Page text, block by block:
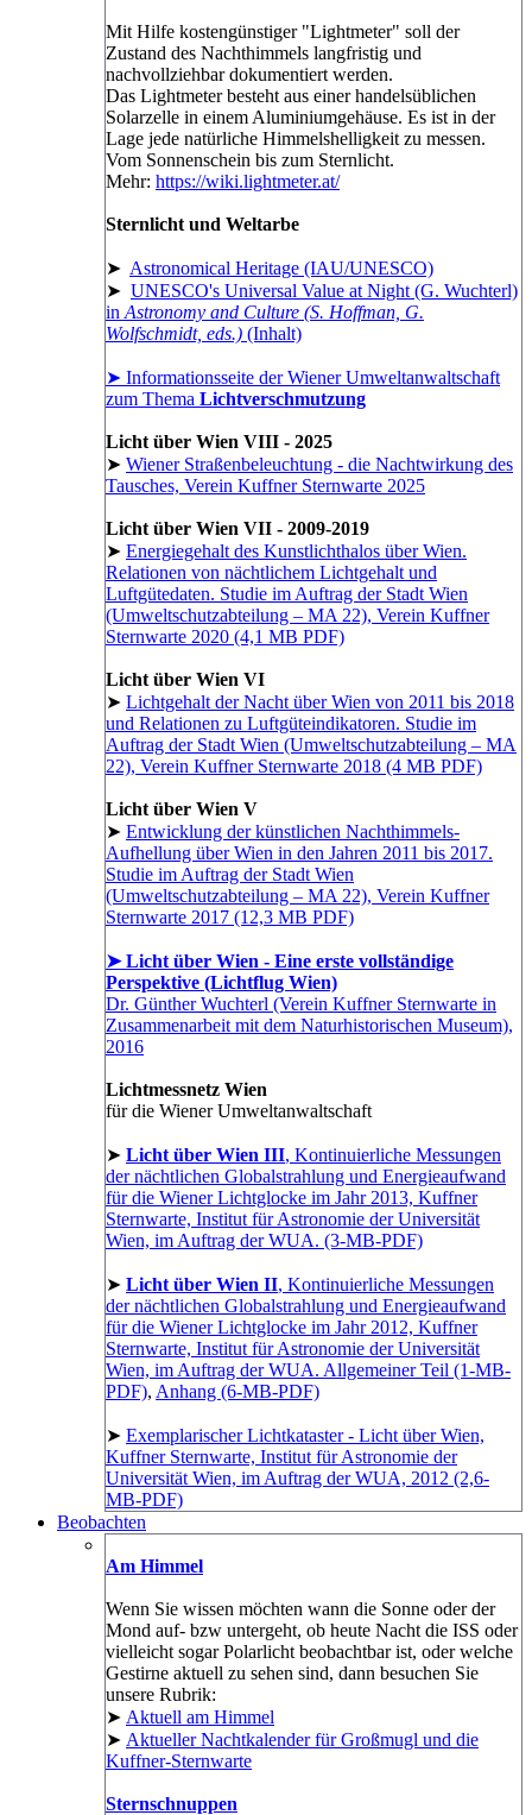
Mit Hilfe kostengünstiger "Lightmeter" soll der
Zustand des Nachthimmels langfristig und
nachvollziehbar dokumentiert werden.
Das Lightmeter besteht aus einer handelsüblichen
Solarzelle in einem Aluminiumgehäuse. Es ist in der
Lage jede natürliche Himmelshelligkeit zu messen.
Vom Sonnenschein bis zum Sternlicht.
Mehr: https://wiki.lightmeter.at/
Sternlicht und Weltarbe
➤ Astronomical Heritage (IAU/UNESCO)
➤ UNESCO's Universal Value at Night (G. Wuchterl)
in Astronomy and Culture (S. Hoffman, G.
Wolfschmidt, eds.) (Inhalt)
➤ Informationsseite der Wiener Umweltanwaltschaft
zum Thema Lichtverschmutzung
Licht über Wien VIII - 2025
➤ Wiener Straßenbeleuchtung - die Nachtwirkung des
Tausches, Verein Kuffner Sternwarte 2025
Licht über Wien VII - 2009-2019
➤ Energiegehalt des Kunstlichthalos über Wien.
Relationen von nächtlichem Lichtgehalt und
Luftgütedaten. Studie im Auftrag der Stadt Wien
(Umweltschutzabteilung – MA 22), Verein Kuffner
Sternwarte 2020 (4,1 MB PDF)
Licht über Wien VI
➤ Lichtgehalt der Nacht über Wien von 2011 bis 2018
und Relationen zu Luftgüteindikatoren. Studie im
Auftrag der Stadt Wien (Umweltschutzabteilung – MA
22), Verein Kuffner Sternwarte 2018 (4 MB PDF)
Licht über Wien V
➤ Entwicklung der künstlichen Nachthimmels-
Aufhellung über Wien in den Jahren 2011 bis 2017.
Studie im Auftrag der Stadt Wien
(Umweltschutzabteilung – MA 22), Verein Kuffner
Sternwarte 2017 (12,3 MB PDF)
➤ Licht über Wien - Eine erste vollständige
Perspektive (Lichtflug Wien)
Dr. Günther Wuchterl (Verein Kuffner Sternwarte in
Zusammenarbeit mit dem Naturhistorischen Museum),
2016
Lichtmessnetz Wien
für die Wiener Umweltanwaltschaft
➤ Licht über Wien III, Kontinuierliche Messungen
der nächtlichen Globalstrahlung und Energieaufwand
für die Wiener Lichtglocke im Jahr 2013, Kuffner
Sternwarte, Institut für Astronomie der Universität
Wien, im Auftrag der WUA. (3-MB-PDF)
➤ Licht über Wien II, Kontinuierliche Messungen
der nächtlichen Globalstrahlung und Energieaufwand
für die Wiener Lichtglocke im Jahr 2012, Kuffner
Sternwarte, Institut für Astronomie der Universität
Wien, im Auftrag der WUA. Allgemeiner Teil (1-MB-
PDF), Anhang (6-MB-PDF)
➤ Exemplarischer Lichtkataster - Licht über Wien,
Kuffner Sternwarte, Institut für Astronomie der
Universität Wien, im Auftrag der WUA, 2012 (2,6-
MB-PDF)
Beobachten
Am Himmel
Wenn Sie wissen möchten wann die Sonne oder der
Mond auf- bzw untergeht, ob heute Nacht die ISS oder
vielleicht sogar Polarlicht beobachtbar ist, oder welche
Gestirne aktuell zu sehen sind, dann besuchen Sie
unsere Rubrik:
➤ Aktuell am Himmel
➤ Aktueller Nachtkalender für Großmugl und die
Kuffner-Sternwarte
Sternschnuppen